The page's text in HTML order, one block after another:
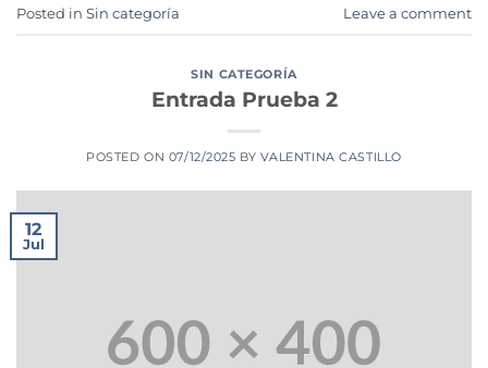
Posted in Sin categoría Leave a comment
SIN CATEGORÍA
Entrada Prueba 2
POSTED ON 07/12/2025 BY VALENTINA CASTILLO
12
Jul